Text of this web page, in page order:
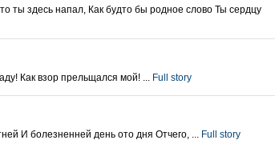
ты здесь напал, Как будто бы родное слово Ты сердцу
Как взор прельщался мой! ... Full story
И болезненней день ото дня Отчего, ... Full story